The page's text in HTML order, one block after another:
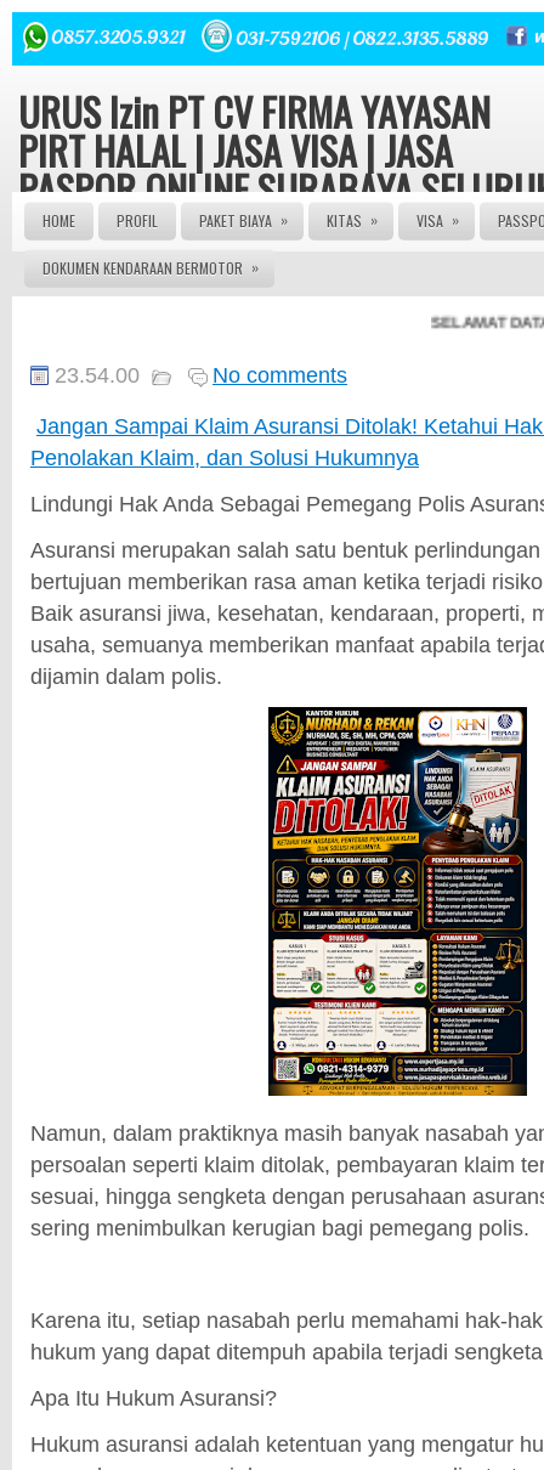
URUS Izin PT CV FIRMA YAYASAN
PIRT HALAL | JASA VISA | JASA
PASPOR ONLINE SURABAYA
INDONESIA
Konsultasi hukum dan Perizinan Gratis | Urus Izin PT CV
JASA PASPOR RUSAK | JASA PEMBUATAN PASPOR |
PASPOR | AGEN VISA | JASA VISA ONLINE | JASA
ONLINE | JASA KITAS ONLINE | JASA PEMBUATAN
ONLINE | JASA PENGURUSNA SIM | JASA PEMBUATAN
| JASA PEMBUATAN PT | SIUP | NPWP
HOME PROFIL PAKET BIAYA » KITAS » VISA »
DOKUMEN KENDARAAN BERMOTOR »
SELAMAT
23.54.00
No comments
Jangan Sampai Klaim Asuransi Ditolak! Ketahui
Penolakan Klaim, dan Solusi Hukumnya
Lindungi Hak Anda Sebagai Pemegang Polis
Asuransi merupakan salah satu bentuk
bertujuan memberikan rasa aman ketika terjadi
Baik asuransi jiwa, kesehatan, kendaraan, properti,
usaha, semuanya memberikan manfaat apabila
dijamin dalam polis.
Namun, dalam praktiknya masih banyak nasabah
persoalan seperti klaim ditolak, pembayaran klaim
sesuai, hingga sengketa dengan perusahaan
sering menimbulkan kerugian bagi pemegang polis.
Karena itu, setiap nasabah perlu memahami hak-
hukum yang dapat ditempuh apabila terjadi
Apa Itu Hukum Asuransi?
Hukum asuransi adalah ketentuan yang mengatur